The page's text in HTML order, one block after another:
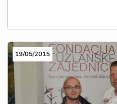
19/05/2015